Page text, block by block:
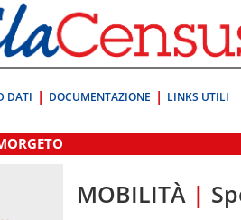
DATI DOCUMENTAZIONE LINKS UTILI
MOBILITÀ |